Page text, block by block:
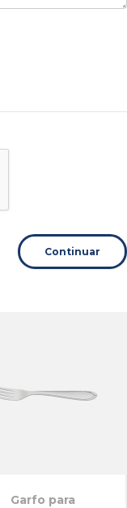
Continuar
Garfo para